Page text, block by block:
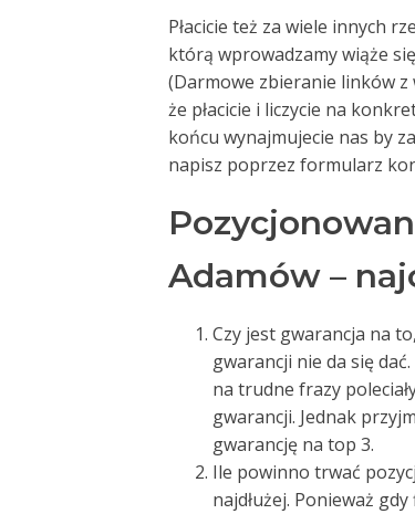
Płacicie też za wiele innych
którą wprowadzamy wiąże
(Darmowe zbieranie linków z
że płacicie i liczycie na
końcu wynajmujecie nas by
napisz poprzez formularz
Adamów –
Czy jest gwarancja na
gwarancji nie da się
na trudne frazy
gwarancji. Jednak
gwarancję na top 3.
Ile powinno trwać
najdłużej. Ponieważ